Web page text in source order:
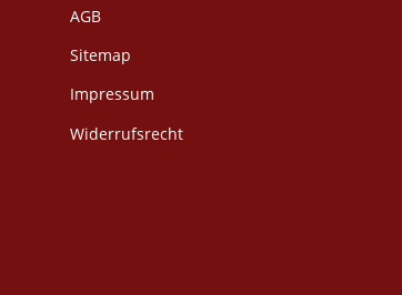
AGB
Sitemap
Impressum
Widerrufsrecht